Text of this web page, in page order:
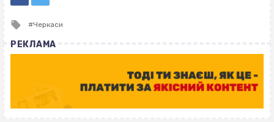
Tagged
Черкаси
РЕКЛАМА